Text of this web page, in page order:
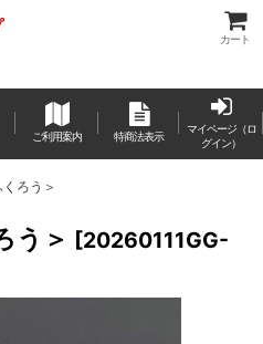
カート
ご利用案内 特商法表示
マイページ（ロ
グイン）
ろう＞
う＞ [20260111GG-